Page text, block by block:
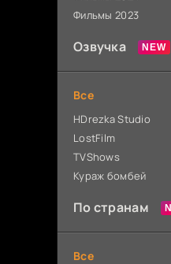
Фильмы 2023
Озвучка
Все
HDrezka Studio
LostFilm
TVShows
Кураж бомбей
По странам
Все